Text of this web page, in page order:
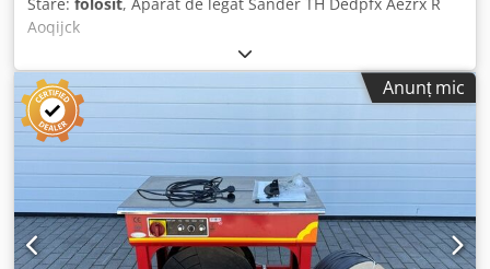
Stare: folosit, Aparat de legat Sander TH Dedpfx Aezrx R
Aoqijck
Anunț mic